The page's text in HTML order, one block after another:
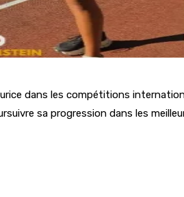
dans les compétitions
sa progression dans les